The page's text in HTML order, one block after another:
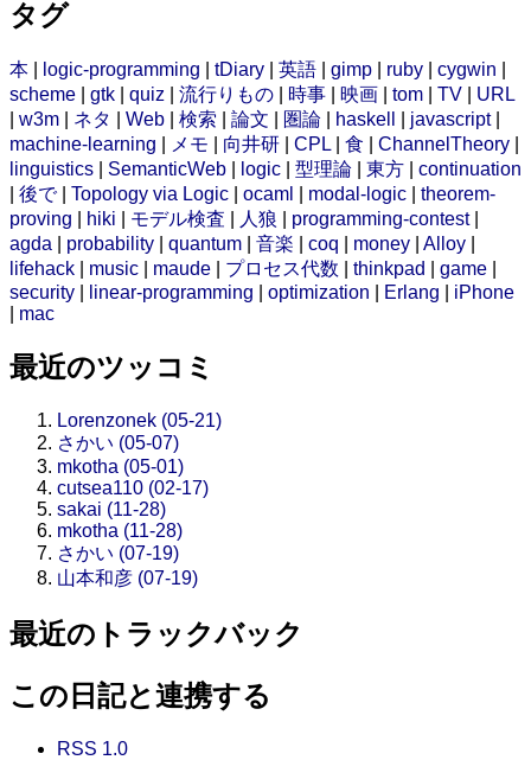
タグ
本 logic-programming tDiary 英語 gimp ruby cygwin
scheme
gtk quiz 流行りもの 時事 映画 tom TV
URL
w3m ネタ Web 検索 論文 圏論 haskell javascript|
machine-learning
メモ 向井研 CPL 食 ChannelTheory
linguistics
SemanticWeb logic 型理論 東方
continuation
後で| Topology via Logic ocaml modal-logic
theorem-
proving
hiki モデル検査 人狼 programming-contest|
agda
probability quantum 音楽 coq money Alloy
lifehack
music maude プロセス代数 thinkpad game
security
linear-programming optimization Erlang
iPhone
mac
最近のツッコミ
Lorenzonek (05-21)
さかい (05-07)
mkotha (05-01)
cutsea110 (02-17)
sakai (11-28)
mkotha (11-28)
さかい (07-19)
山本和彦 (07-19)
最近のトラックバック
この日記と連携する
RSS 1.0